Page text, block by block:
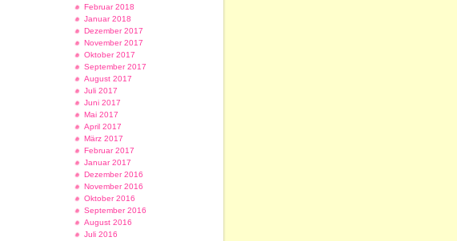
Februar 2018
Januar 2018
Dezember 2017
November 2017
Oktober 2017
September 2017
August 2017
Juli 2017
Juni 2017
Mai 2017
April 2017
März 2017
Februar 2017
Januar 2017
Dezember 2016
November 2016
Oktober 2016
September 2016
August 2016
Juli 2016